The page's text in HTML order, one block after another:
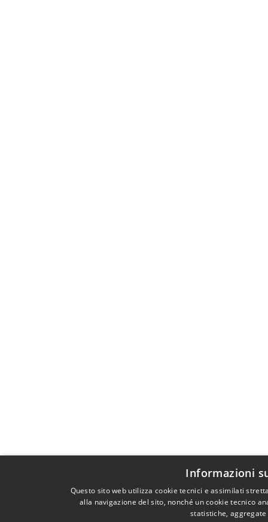
Informazioni
Questo sito web utilizza cookie tecnici e assimilati
alla navigazione del sito, nonché un cookie tecnico
statistiche,